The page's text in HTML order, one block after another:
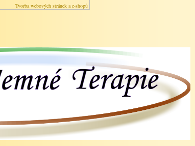
Tvorba webových stránek a e-shopů